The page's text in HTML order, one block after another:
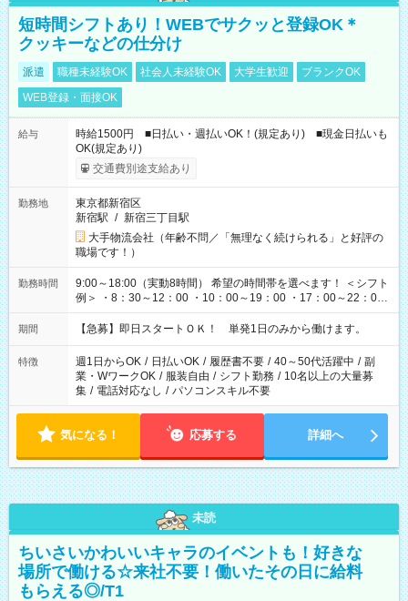
短時間シフトあり！WEBでサクッと登録OK＊
クッキーなどの仕分け
派遣 職種未経験OK 社会人未経験OK 大学生歓迎
ブランクOK
WEB登録・面接OK
給与
時給1500円 ■日払い・週払いOK！(規定あり) ■現金日払いも
OK(規定あり)
交通費別途支給あり
勤務地
東京都新宿区
新宿駅 / 新宿三丁目駅
大手物流会社（年齢不問／「無理なく続けられる」と好評の
職場です！）
勤務時間
9:00～18:00（実動8時間） 希望の時間帯を選べます！ ＜シフト
例＞ ・8：30～12：00 ・10：00～19：00 ・17：00～22：00
・13：00～22：00 ・22：00～翌6：00 など
期間 【急募】即日スタートＯＫ！ 単発1日のみから働けます。
特徴 週1日からOK / 日払いOK / 履歴書不要 / 40～50代活躍中 / 副
業・WワークOK / 服装自由 / シフト勤務 / 10名以上の大量募
集 / 電話対応なし / パソコンスキル不要
気になる！ 応募する 詳細へ
未読
ちいさいかわいいキャラのイベントも！好きな
場所で働ける☆来社不要！働いたその日に給料
もらえる◎/T1